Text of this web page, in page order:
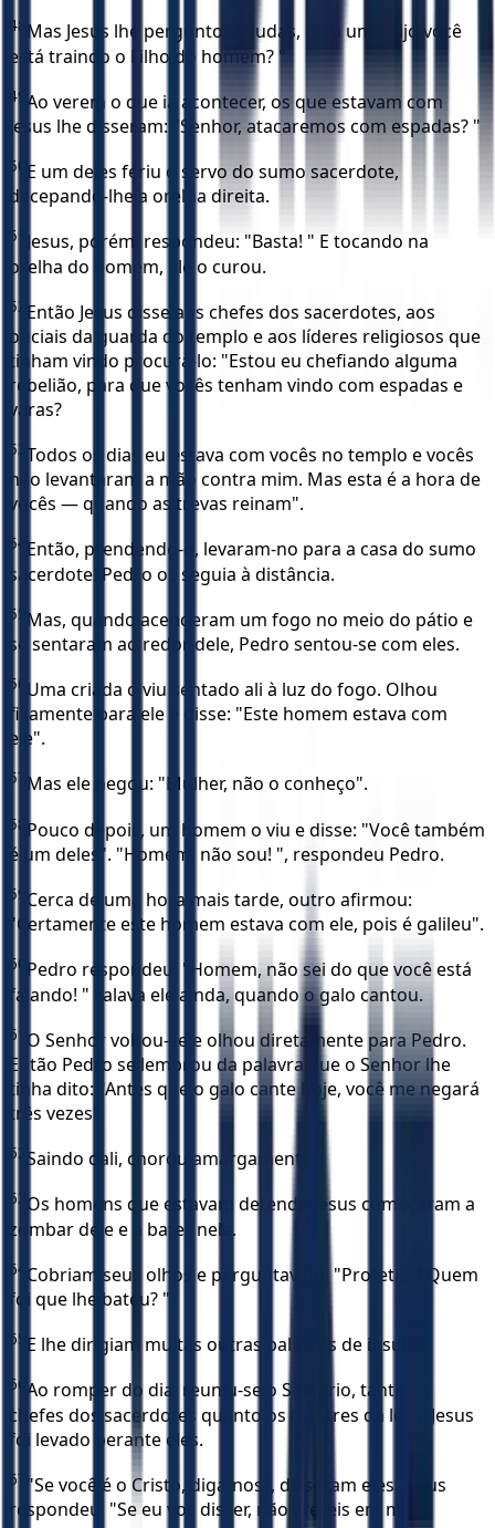
48 Mas Jesus lhe perguntou: "Judas, com um beijo você
está traindo o Filho do homem? "
49 Ao verem o que ia acontecer, os que estavam com
Jesus lhe disseram: "Senhor, atacaremos com espadas? "
50 E um deles feriu o servo do sumo sacerdote,
decepando-lhe a orelha direita.
51
Jesus, porém, respondeu: "Basta! " E tocando na
orelha do homem, ele o curou.
52 Então Jesus disse aos chefes dos sacerdotes, aos
oficiais da guarda do templo e aos líderes religiosos que
tinham vindo procurá-lo: "Estou eu chefiando alguma
rebelião, para que vocês tenham vindo com espadas e
varas?
53 Todos os dias eu estava com vocês no templo e vocês
não levantaram a mão contra mim. Mas esta é a hora de
vocês — quando as trevas reinam".
54 Então, prendendo-o, levaram-no para a casa do sumo
sacerdote. Pedro os seguia à distância.
55 Mas, quando acenderam um fogo no meio do pátio e
se sentaram ao redor dele, Pedro sentou-se com eles.
56 Uma criada o viu sentado ali à luz do fogo. Olhou
fixamente para ele e disse: "Este homem estava com
ele".
57 Mas ele negou: "Mulher, não o conheço".
58 Pouco depois, um homem o viu e disse: "Você também
é um deles". "Homem, não sou! ", respondeu Pedro.
59 Cerca de uma hora mais tarde, outro afirmou:
"Certamente este homem estava com ele, pois é galileu".
60 Pedro respondeu: "Homem, não sei do que você está
falando! " Falava ele ainda, quando o galo cantou.
61
O Senhor voltou-se e olhou diretamente para Pedro.
Então Pedro se lembrou da palavra que o Senhor lhe
tinha dito: "Antes que o galo cante hoje, você me negará
três vezes".
62 Saindo dali, chorou amargamente.
63 Os homens que estavam detendo Jesus começaram a
zombar dele e a bater nele.
64 Cobriam seus olhos e perguntavam: "Profetize! Quem
foi que lhe bateu? "
65 E lhe dirigiam muitas outras palavras de insulto.
66 Ao romper do dia, reuniu-se o Sinédrio, tanto os
chefes dos sacerdotes quanto os mestres da lei, e Jesus
foi levado perante eles.
67 "Se você é o Cristo, diga-nos", disseram eles. Jesus
respondeu: "Se eu vos disser, não crereis em mim